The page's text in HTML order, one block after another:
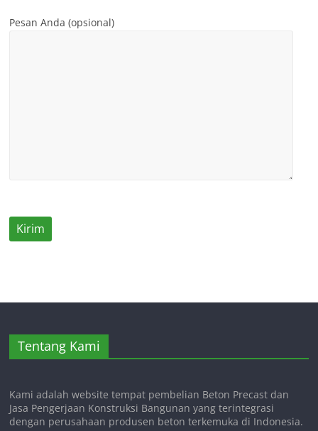
Pesan Anda (opsional)
Tentang Kami
Kami adalah website tempat pembelian Beton Precast dan
Jasa Pengerjaan Konstruksi Bangunan yang terintegrasi
dengan perusahaan produsen beton terkemuka di Indonesia.